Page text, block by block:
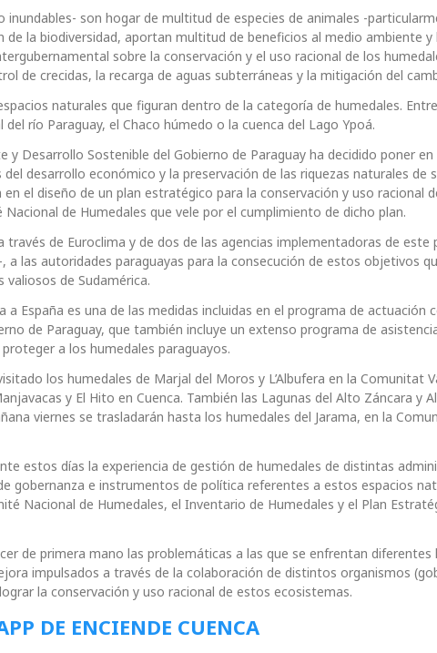
inundables- son hogar de multitud de especies de animales -
de la biodiversidad, aportan multitud de beneficios al medio ambiente y
sobre la conservación y el uso racional de los
de crecidas, la recarga de aguas subterráneas y la mitigación del
naturales que figuran dentro de la categoría de humedales.
río Paraguay, el Chaco húmedo o la cuenca del Lago Ypoá.
Desarrollo Sostenible del Gobierno de Paraguay ha decidido poner en
desarrollo económico y la preservación de las riquezas naturales de
el diseño de un plan estratégico para la conservación y uso racional
de Humedales que vele por el cumplimiento de dicho plan.
través de Euroclima y de dos de las agencias implementadoras de este
a las autoridades paraguayas para la consecución de estos objetivos
de Sudamérica.
España es una de las medidas incluidas en el programa de actuación
de Paraguay, que también incluye un extenso programa de
a los humedales paraguayos.
los humedales de Marjal del Moros y L’Albufera en la Comunitat
y El Hito en Cuenca. También las Lagunas del Alto Záncara y
viernes se trasladarán hasta los humedales del Jarama, en la
estos días la experiencia de gestión de humedales de distintas
gobernanza e instrumentos de política referentes a estos espacios
Nacional de Humedales, el Inventario de Humedales y el Plan
de primera mano las problemáticas a las que se enfrentan diferentes
impulsados a través de la colaboración de distintos organismos
la conservación y uso racional de estos ecosistemas.
DE ENCIENDE CUENCA